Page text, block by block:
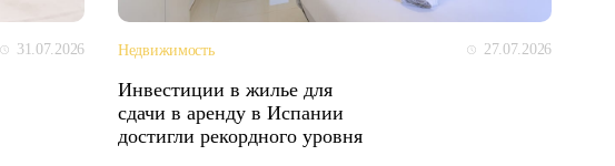
31.07.2026 Недвижимость 27.07.2026
Инвестиции в жилье для
сдачи в аренду в Испании
достигли рекордного уровня